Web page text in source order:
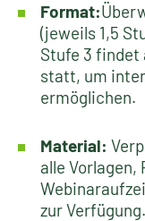
Format:
(jeweils 1,5
Stufe 3 findet
statt, um
ermöglichen.
Material:
alle Vorlagen,
zur Verfügung.